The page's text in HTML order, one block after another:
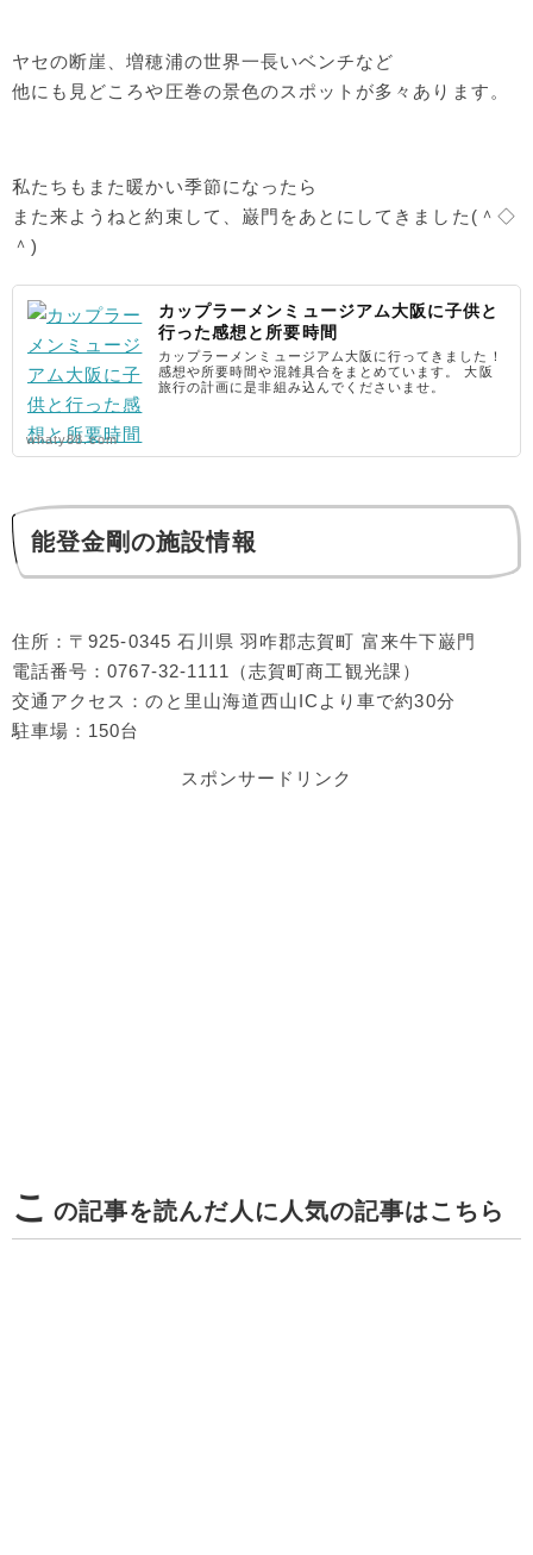
ヤセの断崖、増穂浦の世界一長いベンチなど
他にも見どころや圧巻の景色のスポットが多々あります。
私たちもまた暖かい季節になったら
また来ようねと約束して、巌門をあとにしてきました(＾◇
＾)
カップラーメンミュージアム大阪に子供と
行った感想と所要時間
カップラーメンミュージアム大阪に行ってきました！
感想や所要時間や混雑具合をまとめています。 大阪
旅行の計画に是非組み込んでくださいませ。
whaty88.com
能登金剛の施設情報
住所：〒925-0345 石川県 羽咋郡志賀町 富来牛下巌門
電話番号：0767-32-1111（志賀町商工観光課）
交通アクセス：のと里山海道西山ICより車で約30分
駐車場：150台
スポンサードリンク
こ の記事を読んだ人に人気の記事はこちら